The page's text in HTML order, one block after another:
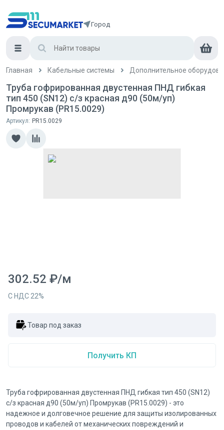
Город
Главная Кабельные системы Дополнительное
Труба гофрированная двустенная ПНД гибкая
тип 450 (SN12) с/з красная д90 (50м/уп)
Промрукав (PR15.0029)
Артикул: PR15.0029
302.52 ₽/м
С НДС 22%
Товар под заказ
Получить КП
Труба гофрированная двустенная ПНД гибкая тип 450 (SN12)
с/з красная д90 (50м/уп) Промрукав (PR15.0029) - это
надежное и долговечное решение для защиты изолированных
проводов и кабелей от механических повреждений и